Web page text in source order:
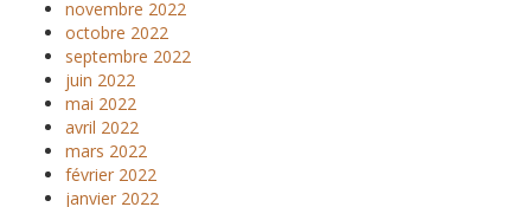
novembre 2022
octobre 2022
septembre 2022
juin 2022
mai 2022
avril 2022
mars 2022
février 2022
janvier 2022